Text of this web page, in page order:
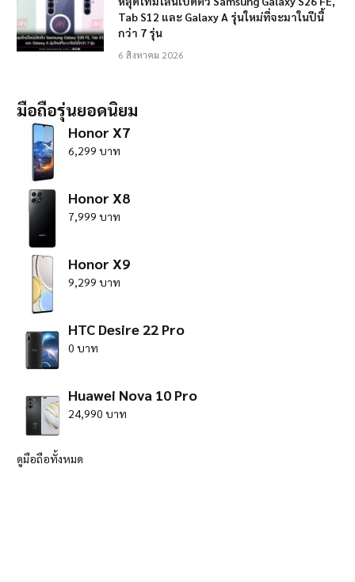
Tab S12 และ Galaxy A รุ่นใหม่ที่จะมาในปีนี้
กว่า 7 รุ่น
6 สิงหาคม 2026
มือถือรุ่นยอดนิยม
Honor X7
6,299 บาท
Honor X8
7,999 บาท
Honor X9
9,299 บาท
HTC Desire 22 Pro
0 บาท
Huawei Nova 10 Pro
24,990 บาท
ดูมือถือทั้งหมด